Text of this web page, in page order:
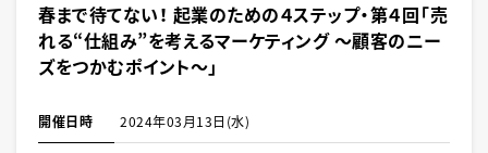
春まで待てない！ 起業のための４ステップ・第４回「売
れる“仕組み”を考えるマーケティング ～顧客のニー
ズをつかむポイント～」
開催日時 2024年03月13日(水)